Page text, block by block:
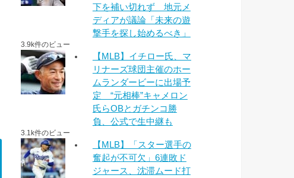
下を補い切れず 地元メ
ディアが議論「未来の遊
撃手を探し始めるべき」
3.9k件のビュー
【MLB】イチロー氏、マ
リナーズ球団主催のホー
ムランダービーに出場予
定 “元相棒”キャメロン
氏らOBとガチンコ勝
負、公式で生中継も
3.1k件のビュー
【MLB】「スター選手の
奮起が不可欠」6連敗ド
ジャース、沈滞ムード打